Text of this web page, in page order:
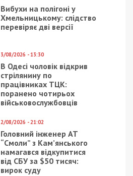
Вибухи на полігоні у
Хмельницькому: слідство
перевіряє дві версії
3/08/2026 - 13:30
В Одесі чоловік відкрив
стрілянину по
працівниках ТЦК:
поранено чотирьох
військовослужбовців
2/08/2026 - 21:02
Головний інженер АТ
“Смоли” з Кам’янського
намагався відкупитися
від СБУ за $50 тисяч:
вирок суду